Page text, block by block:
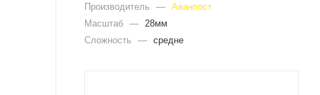
Производитель
— Аванпост
Масштаб —
28мм
Сложность
— средне